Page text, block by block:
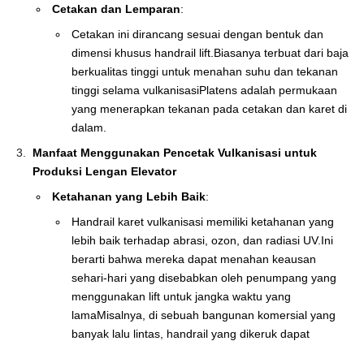
Cetakan dan Lemparan:
Cetakan ini dirancang sesuai dengan bentuk dan
dimensi khusus handrail lift.Biasanya terbuat dari baja
berkualitas tinggi untuk menahan suhu dan tekanan
tinggi selama vulkanisasiPlatens adalah permukaan
yang menerapkan tekanan pada cetakan dan karet di
dalam.
Manfaat Menggunakan Pencetak Vulkanisasi untuk
Produksi Lengan Elevator
Ketahanan yang Lebih Baik:
Handrail karet vulkanisasi memiliki ketahanan yang
lebih baik terhadap abrasi, ozon, dan radiasi UV.Ini
berarti bahwa mereka dapat menahan keausan
sehari-hari yang disebabkan oleh penumpang yang
menggunakan lift untuk jangka waktu yang
lamaMisalnya, di sebuah bangunan komersial yang
banyak lalu lintas, handrail yang dikeruk dapat